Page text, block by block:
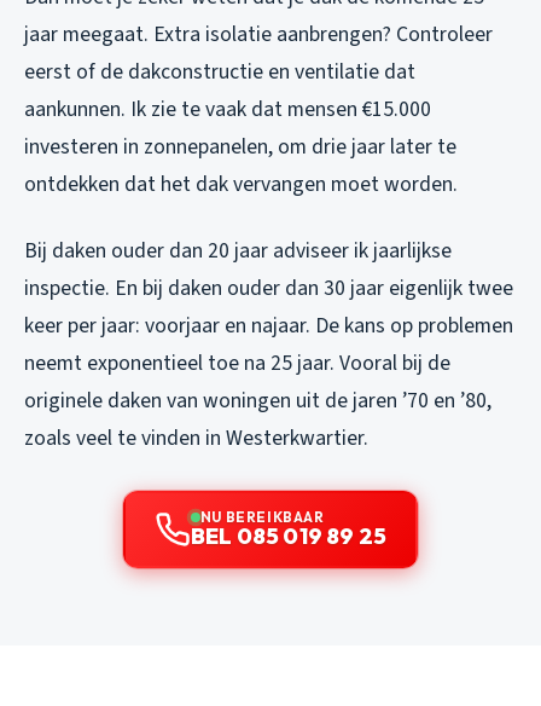
jaar meegaat. Extra isolatie aanbrengen? Controleer
eerst of de dakconstructie en ventilatie dat
aankunnen. Ik zie te vaak dat mensen €15.000
investeren in zonnepanelen, om drie jaar later te
ontdekken dat het dak vervangen moet worden.
Bij daken ouder dan 20 jaar adviseer ik jaarlijkse
inspectie. En bij daken ouder dan 30 jaar eigenlijk twee
keer per jaar: voorjaar en najaar. De kans op problemen
neemt exponentieel toe na 25 jaar. Vooral bij de
originele daken van woningen uit de jaren ’70 en ’80,
zoals veel te vinden in Westerkwartier.
NU BEREIKBAAR
BEL 085 019 89 25